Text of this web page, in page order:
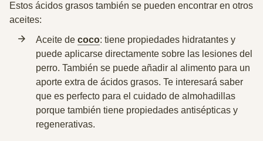
Estos ácidos grasos también se pueden encontrar en otros
aceites:
Aceite de coco: tiene propiedades hidratantes y
puede aplicarse directamente sobre las lesiones del
perro. También se puede añadir al alimento para un
aporte extra de ácidos grasos. Te interesará saber
que es perfecto para el cuidado de almohadillas
porque también tiene propiedades antisépticas y
regenerativas.